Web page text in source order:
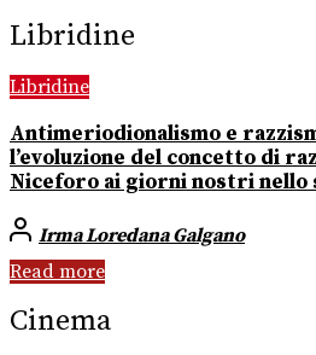
Libridine
Libridine
Antimeriodionalismo e
l’evoluzione del concetto di
Niceforo ai giorni nostri nello
Irma Loredana Galgano
Read more
Cinema